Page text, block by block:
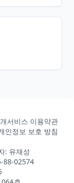
서비스 이용약관
인정보 보호 방침
: 유재성
88-02574